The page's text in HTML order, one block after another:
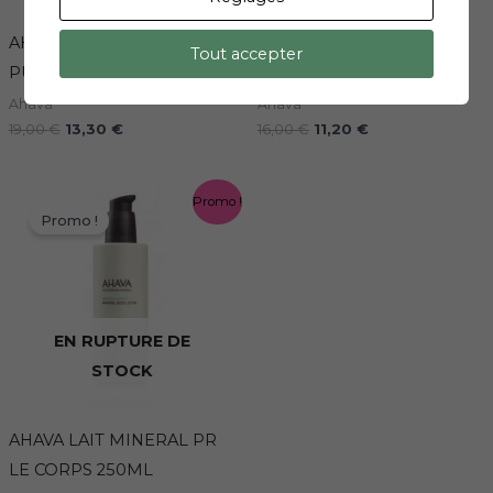
AHAVA MASQUE DE BOUE
PURIFIANT 125G
Ahava
19,00€ 13,30 €
Ahava
16,00€ 11,20 €
Promo !
EN RUPTURE DE
STOCK
Promo !
AHAVA LAIT MINERAL PR
LE CORPS 250ML
prix
initial
Le
prix
actuel
Tout accepter